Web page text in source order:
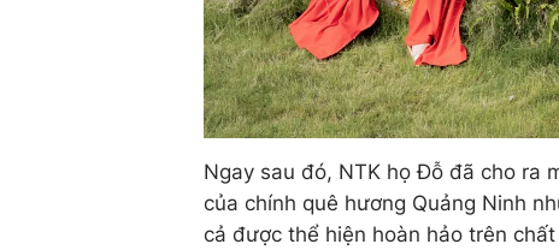
Ngay sau đó, NTK họ Đỗ đã cho ra
của chính quê hương Quảng Ninh
cả được thể hiện hoàn hảo trên